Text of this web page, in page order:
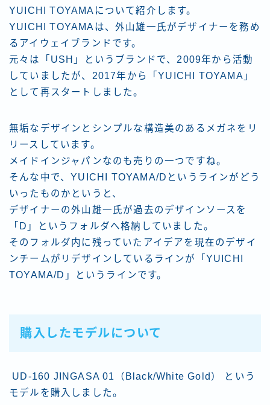
YUICHI TOYAMAについて紹介します。
YUICHI TOYAMAは、外山雄一氏がデザイナーを務め
るアイウェイブランドです。
元々は「USH」というブランドで、2009年から活動
していましたが、2017年から「YUICHI TOYAMA」
として再スタートしました。
無垢なデザインとシンプルな構造美のあるメガネをリ
リースしています。
メイドインジャパンなのも売りの一つですね。
そんな中で、YUICHI TOYAMA/Dというラインがどう
いったものかというと、
デザイナーの外山雄一氏が過去のデザインソースを
「D」というフォルダへ格納していました。
そのフォルダ内に残っていたアイデアを現在のデザイ
ンチームがリデザインしているラインが「YUICHI
TOYAMA/D」というラインです。
購入したモデルについて
UD-160 JINGASA 01（Black/White Gold） という
モデルを購入しました。